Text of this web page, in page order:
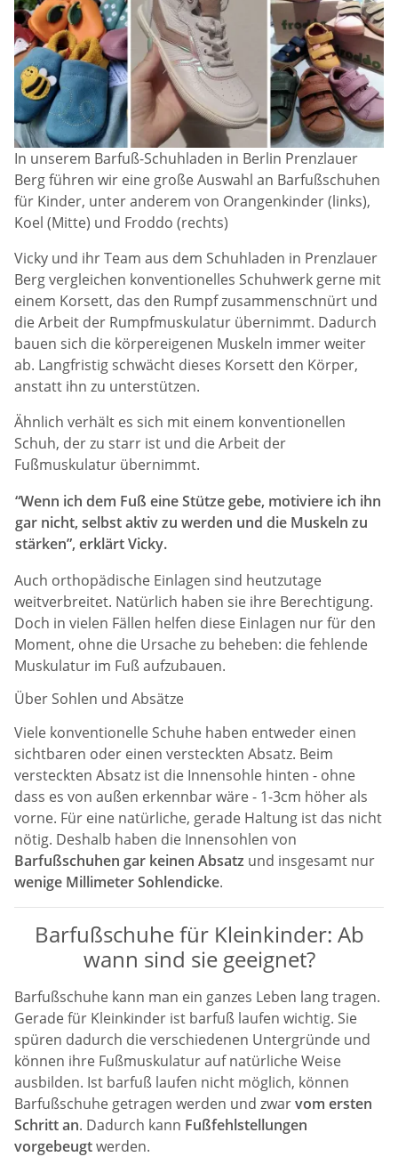
In unserem Barfuß-Schuhladen in Berlin Prenzlauer
Berg führen wir eine große Auswahl an Barfußschuhen
für Kinder, unter anderem von Orangenkinder (links),
Koel (Mitte) und Froddo (rechts)
Vicky und ihr Team aus dem Schuhladen in Prenzlauer
Berg vergleichen konventionelles Schuhwerk gerne mit
einem Korsett, das den Rumpf zusammenschnürt und
die Arbeit der Rumpfmuskulatur übernimmt. Dadurch
bauen sich die körpereigenen Muskeln immer weiter
ab. Langfristig schwächt dieses Korsett den Körper,
anstatt ihn zu unterstützen.
Ähnlich verhält es sich mit einem konventionellen
Schuh, der zu starr ist und die Arbeit der
Fußmuskulatur übernimmt.
“Wenn ich dem Fuß eine Stütze gebe, motiviere ich ihn
gar nicht, selbst aktiv zu werden und die Muskeln zu
stärken”, erklärt Vicky.
Auch orthopädische Einlagen sind heutzutage
weitverbreitet. Natürlich haben sie ihre Berechtigung.
Doch in vielen Fällen helfen diese Einlagen nur für den
Moment, ohne die Ursache zu beheben: die fehlende
Muskulatur im Fuß aufzubauen.
Über Sohlen und Absätze
Viele konventionelle Schuhe haben entweder einen
sichtbaren oder einen versteckten Absatz. Beim
versteckten Absatz ist die Innensohle hinten - ohne
dass es von außen erkennbar wäre - 1-3cm höher als
vorne. Für eine natürliche, gerade Haltung ist das nicht
nötig. Deshalb haben die Innensohlen von
Barfußschuhen gar keinen Absatz und insgesamt nur
wenige Millimeter Sohlendicke.
Barfußschuhe für Kleinkinder: Ab
wann sind sie geeignet?
Barfußschuhe kann man ein ganzes Leben lang tragen.
Gerade für Kleinkinder ist barfuß laufen wichtig. Sie
spüren dadurch die verschiedenen Untergründe und
können ihre Fußmuskulatur auf natürliche Weise
ausbilden. Ist barfuß laufen nicht möglich, können
Barfußschuhe getragen werden und zwarvom ersten
Schritt an. Dadurch kann Fußfehlstellungen
vorgebeugtwerden.